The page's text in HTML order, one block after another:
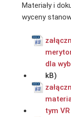
Materiały i
wyceny
dla
tym